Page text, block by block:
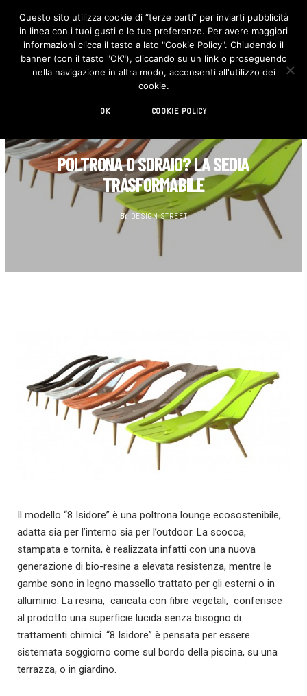
F
c
e
b
o
I
n
s
t
POLTRONA O SDRAIO? LA SEDIA
TRASFORMABILE
BY DESIGN STREET
Il modello “8 Isidore” è una poltrona lounge ecosostenibile,
adatta sia per l’interno sia per l’outdoor. La scocca,
stampata e tornita, è realizzata infatti con una nuova
generazione di bio-resine a elevata resistenza, mentre le
gambe sono in legno massello trattato per gli esterni o in
alluminio. La resina, caricata con fibre vegetali, conferisce
al prodotto una superficie lucida senza bisogno di
trattamenti chimici. “8 Isidore” è pensata per essere
sistemata soggiorno come sul bordo della piscina, su una
terrazza, o in giardino.
Questo sito utilizza cookie di “terze parti” per inviarti pubblicità
in linea con i tuoi gusti e le tue preferenze. Per avere maggiori
informazioni clicca il tasto a lato "Cookie Policy". Chiudendo il
banner (con il tasto "OK"), cliccando su un link o proseguendo
nella navigazione in altra modo, acconsenti all'utilizzo dei
cookie.
OK COOKIE POLICY